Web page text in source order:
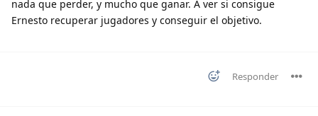
nada que perder, y mucho que ganar. A ver si consigue
Ernesto recuperar jugadores y conseguir el objetivo.
Responder